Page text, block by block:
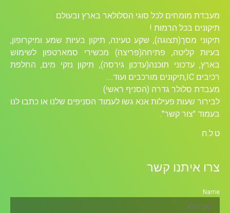
מעבדת מומחים לכל סוגי הסלולאר בארץ ובעולם
תיקונים בכל הרמות !
תיקוני מסך(תצוגה), שקע טעינה, תיקון בעיות שמע ומיקרופון,
בעיות קליטה, פתיחה(פריצה) מכשירי סמארטפון לשימוש
בארץ, עדכוני תוכנה(עדכון גירסה), תיקון נזקי מים, החלפת
רכיבים ICׁ,תיקונים מורכבים ועוד….
מעבדת סלולר גדרה (הסניף ראשי)
לבירור שעות פעילות אנא גשו לעמוד הסניפים שלנו או כתבו לנו
בעמוד "צור קשר".
ט.ל.ח
צרו איתנו קשר
Name